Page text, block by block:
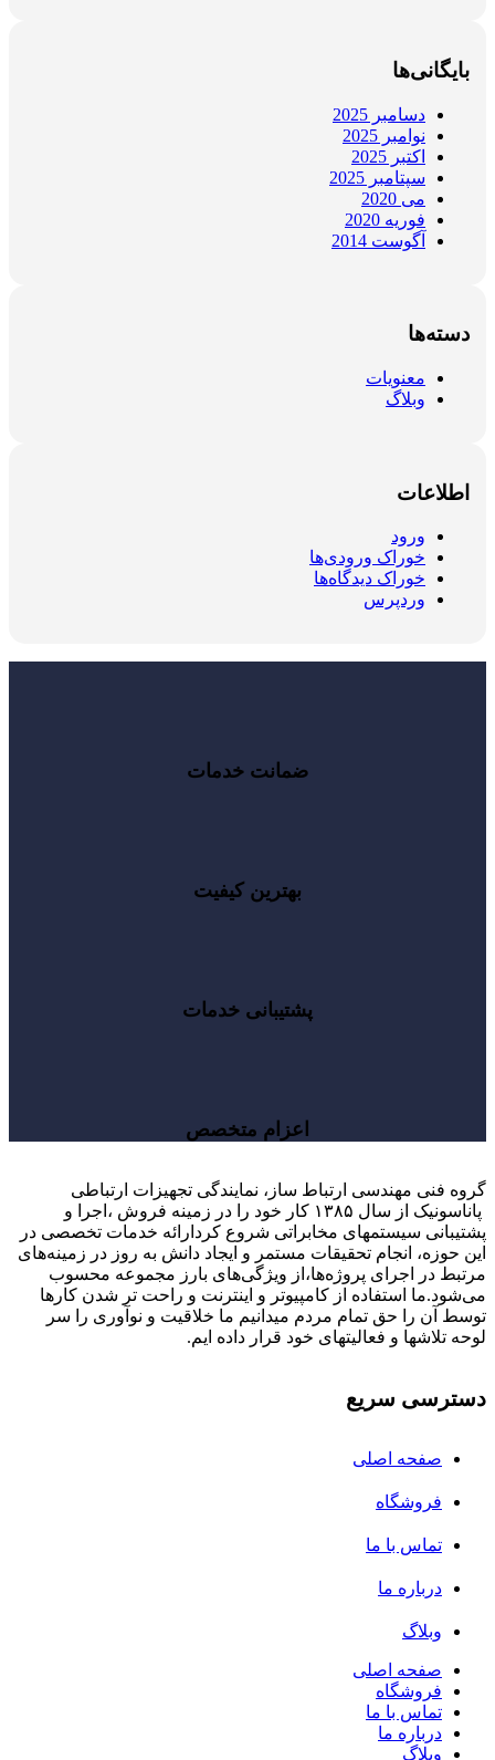
بایگانی‌ها
دسامبر 2025
نوامبر 2025
اکتبر 2025
سپتامبر 2025
می 2020
فوریه 2020
آگوست 2014
دسته‌ها
معنویات
وبلاگ
اطلاعات
ورود
خوراک ورودی‌ها
خوراک دیدگاه‌ها
وردپرس
ضمانت خدمات
بهترین کیفیت
پشتیبانی خدمات
اعزام متخصص
گروه فنی مهندسی ارتباط ساز، نمایندگی تجهیزات ارتباطی
پاناسونیک از سال ۱۳۸۵ کار خود را در زمینه فروش ،اجرا و
پشتیبانی سیستمهای مخابراتی شروع کردارائه خدمات تخصصی در
این حوزه، انجام تحقیقات مستمر و ایجاد دانش به‌ روز در زمینه‌های
مرتبط در اجرای پروژه‌ها،از ویژگی‌های بارز مجموعه محسوب
می‌شود.ما استفاده از کامپیوتر و اینترنت و راحت تر شدن کارها
توسط آن را حق تمام مردم میدانیم ما خلاقیت و نوآوری را سر
لوحه تلاشها و فعالیتهای خود قرار داده ایم.
دسترسی سریع
صفحه اصلی
فروشگاه
تماس با ما
درباره ما
وبلاگ
صفحه اصلی
فروشگاه
تماس با ما
درباره ما
وبلاگ